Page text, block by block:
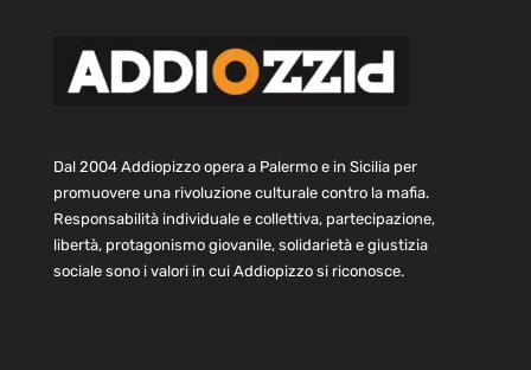
Dal 2004 Addiopizzo opera a Palermo e in Sicilia per
promuovere una rivoluzione culturale contro la mafia.
Responsabilità individuale e collettiva, partecipazione,
libertà, protagonismo giovanile, solidarietà e giustizia
sociale sono i valori in cui Addiopizzo si riconosce.